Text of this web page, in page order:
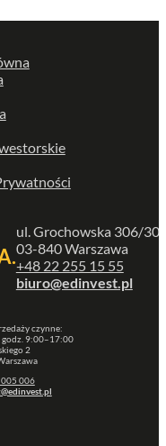
ul. Grochowska 306/
03-840 Warszawa
+48 22 255 15 55
biuro@edinvest.pl
czynne:
godz. 9:00–17:00
2
006